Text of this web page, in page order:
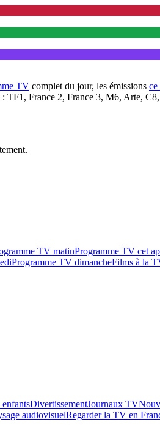
TV complet du jour, les émissions
TF1, France 2, France 3, M6, Arte,
TV matinProgramme TV cet
Programme TV dimancheFilms à la
DivertissementJournaux TV
audiovisuelRegarder la TV en